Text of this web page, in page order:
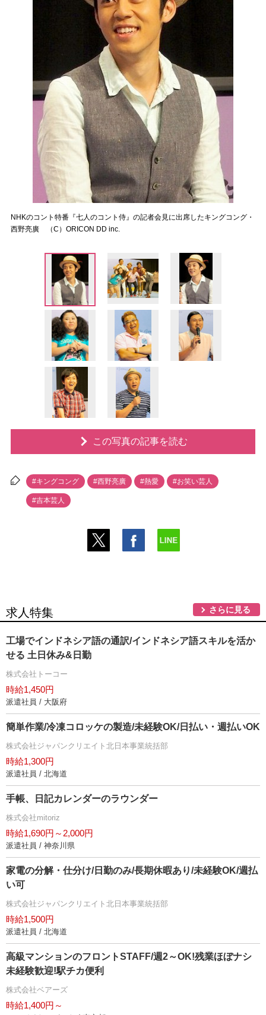
NHKのコント特番『七人のコント侍』の記者会見に出席したキングコング・
西野亮廣 （C）ORICON DD inc.
この写真の記事を読む
#キングコング #西野亮廣 #熱愛 #お笑い芸人
#吉本芸人
求人特集 さらに見る
工場でインドネシア語の通訳/インドネシア語スキルを活か
せる 土日休み&日勤
株式会社トーコー
時給1,450円
派遣社員 / 大阪府
簡単作業/冷凍コロッケの製造/未経験OK/日払い・週払いOK
株式会社ジャパンクリエイト北日本事業統括部
時給1,300円
派遣社員 / 北海道
手帳、日記カレンダーのラウンダー
株式会社mitoriz
時給1,690円～2,000円
派遣社員 / 神奈川県
家電の分解・仕分け/日勤のみ/長期休暇あり/未経験OK/週払
い可
株式会社ジャパンクリエイト北日本事業統括部
時給1,500円
派遣社員 / 北海道
高級マンションのフロントSTAFF/週2～OK!残業ほぼナシ
未経験歓迎!駅チカ便利
株式会社ベアーズ
時給1,400円～